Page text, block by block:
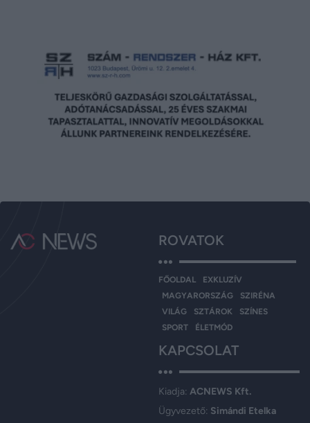
ROVATOK
FŐOLDAL
EXKLUZÍV
MAGYARORSZÁG
SZIRÉNA
VILÁG
SZTÁROK
SZÍNES
SPORT
ÉLETMÓD
KAPCSOLAT
Kiadja: ACNEWS Kft.
Ügyvezető: Simándi Etelka